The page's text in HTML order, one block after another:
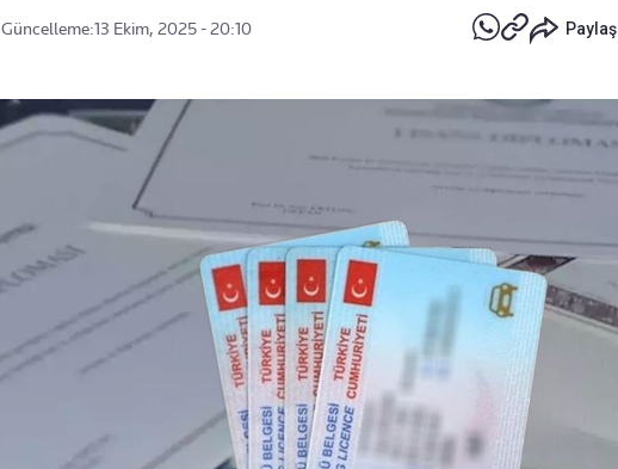
Güncelleme:13 Ekim, 2025 - 20:10 Paylaş